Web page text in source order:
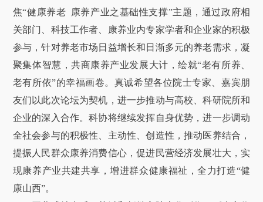
焦“健康养老 康养产业之基础性支撑”主题，通过政府相
关部门、科技工作者、康养业内专家学者和企业家的积极
参与，针对养老市场日益增长和日渐多元的养老需求，凝
聚集体智慧，共商康养产业发展大计，绘就“老有所养、
老有所依”的幸福画卷。真诚希望各位院士专家、嘉宾朋
友们以此次论坛为契机，进一步推动与高校、科研院所和
企业的深入合作。科协将继续发挥自身优势，进一步调动
全社会参与的积极性、主动性、创造性，推动医养结合，
提振人民群众康养消费信心，促进民营经济发展壮大，实
现康养产业共建共享，增进群众健康福祉，全力打造“健
康山西”。